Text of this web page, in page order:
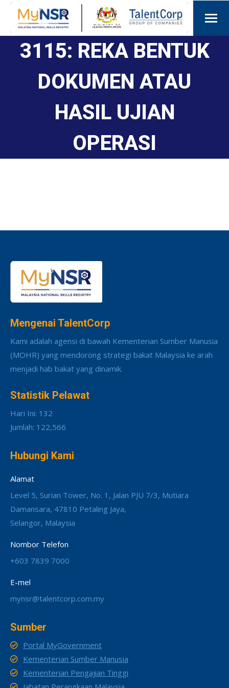
3115: REKA BENTUK
DOKUMEN ATAU
HASIL UJIAN
OPERASI
Mengenai TalentCorp
Kami adalah agensi di bawah Kementerian Sumber Manusia
(MOHR) yang mendorong strategi bakat Malaysia ke arah
menjadi hab bakat yang dinamik.
Statistik Pelawat
Hari Ini: 132
Jumlah: 122,566
Hubungi Kami
Alamat
Level 5, Surian Tower, No. 1, Jalan PJU 7/3, Mutiara
Damansara, 47810 Petaling Jaya,
Selangor, Malaysia
Nombor Telefon
+603 7839 7000
E-mel
mynsr@talentcorp.com.my
Sumber
Portal MyGovernment
Kementerian Sumber Manusia
Kementerian Pengajian Tinggi